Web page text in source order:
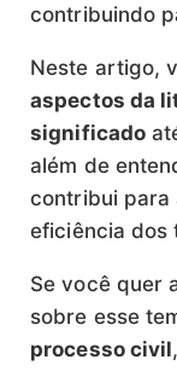
contribuindo
Neste artigo,
aspectos da
significado
além de
contribui para
eficiência dos
Se você quer
sobre esse
processo civil